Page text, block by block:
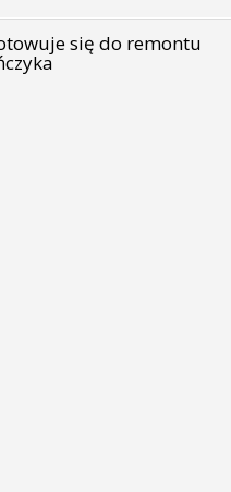
się do remontu